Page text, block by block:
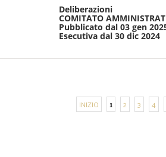
Deliberazioni
COMITATO
Pubblicato dal 03 gen
Esecutiva dal 30 dic 2024
INIZIO 1 2 3 4